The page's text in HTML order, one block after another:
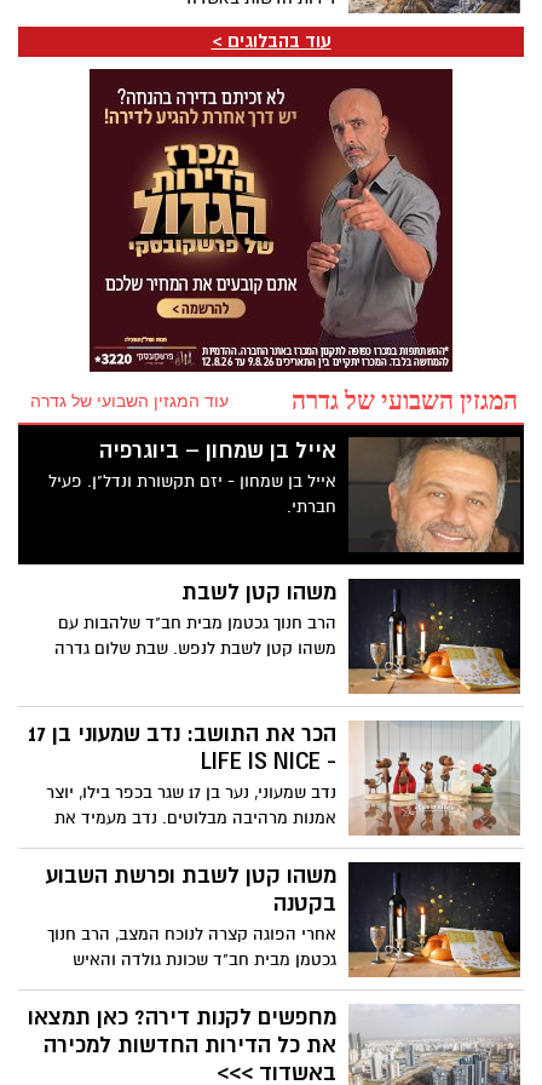
עוד בהבלוגים >
המגזין השבועי של גדרה עוד המגזין השבועי של גדרה
אייל בן שמחון – ביוגרפיה
אייל בן שמחון - יזם תקשורת ונדל"ן. פעיל
חברתי.
משהו קטן לשבת
הרב חנוך גכטמן מבית חב"ד שלהבות עם
משהו קטן לשבת לנפש. שבת שלום גדרה
הכר את התושב: נדב שמעוני בן 17
- LIFE IS NICE
נדב שמעוני, נער בן 17 שגר בכפר בילו, יוצר
אמנות מרהיבה מבלוטים. נדב מעמיד את
יצירותיו המיוחדות למכירה בעמוד הפייסבוק
שלו שנקרא: LIFE IS NICE. מוזמנים לקצת
אופטימיות !
משהו קטן לשבת ופרשת השבוע
בקטנה
אחרי הפוגה קצרה לנוכח המצב, הרב חנוך
גכטמן מבית חב"ד שכונת גולדה והאיש
למשימות מיוחדות איתמר פישר חוזרים עם
משהו קטן לשבת ופרשת השבוע בקטנה.
שבת של שלום ושקט מושבה יקרה! זמני
מחפשים לקנות דירה? כאן תמצאו
את כל הדירות החדשות למכירה
באשדוד >>>